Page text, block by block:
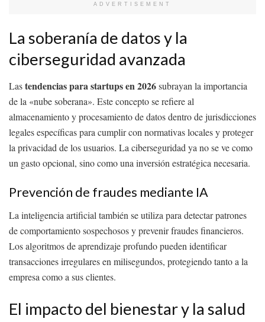
ADVERTISEMENT
La soberanía de datos y la
ciberseguridad avanzada
Lastendencias para startups en 2026subrayan la importancia
de la «nube soberana». Este concepto se refiere al
almacenamiento y procesamiento de datos dentro de jurisdicciones
legales específicas para cumplir con normativas locales y proteger
la privacidad de los usuarios. La ciberseguridad ya no se ve como
un gasto opcional, sino como una inversión estratégica necesaria.
Prevención de fraudes mediante IA
La inteligencia artificial también se utiliza para detectar patrones
de comportamiento sospechosos y prevenir fraudes financieros.
Los algoritmos de aprendizaje profundo pueden identificar
transacciones irregulares en milisegundos, protegiendo tanto a la
empresa como a sus clientes.
El impacto del bienestar y la salud